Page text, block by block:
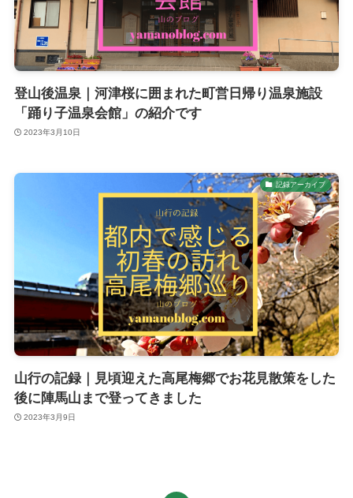
登山後温泉｜河津桜に囲まれた町営日帰り温泉施設
「踊り子温泉会館」の紹介です
2023年3月10日
記録アーカイブ
山行の記録｜見頃迎えた高尾梅郷でお花見散策をした
後に陣馬山まで登ってきました
2023年3月9日